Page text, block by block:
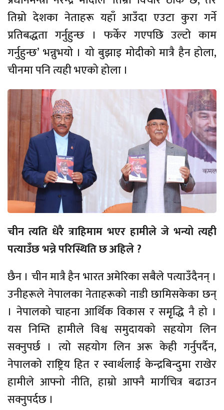
तिम्रो देशका नेताहरू यहाँ आउँदा एउटा कुरा गर्ने
प्रतिबद्धता गर्नुहुन्छ । फर्केर गएपछि उल्टो काम
गर्नुहुन्छ’ भन्नुभयो । यो बुझाइ मोदीको मात्रै हैन होला,
चीनमा पनि त्यही भएको होला ।
चीन त्यति धेरै त्राहिमाम भएर हामीले जे भन्यो त्यही
पत्याउँछ भन्ने परिस्थिति छ अहिले ?
छैन । चीन मात्रै हैन भारत अमेरिका सबैले पत्याउँदैनन् ।
उनीहरूले नेपालका नेताहरूको नाडी छामिसकेका छन्
। नेपालको चाहना आर्थिक विकास र समृृद्धि नै हो ।
यस निम्ति हामीले विश्व समुदायको सहयोग लिन
सक्नुपर्छ । त्यो सहयोग लिन अरू केही गर्नुपर्दैन,
नेपालको राष्ट्रिय हित र स्वार्थलाई केन्द्रबिन्दुमा राखेर
हामीले आफ्नो नीति, हाम्रो आफ्नै मार्गचित्र बढाउन
सक्नुपर्दछ ।